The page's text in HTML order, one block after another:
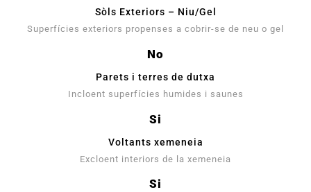
Sòls Exteriors – Niu/Gel
Superfícies exteriors propenses a cobrir-se de neu o gel
No
Parets i terres de dutxa
Incloent superfícies humides i saunes
Si
Voltants xemeneia
Excloent interiors de la xemeneia
Si